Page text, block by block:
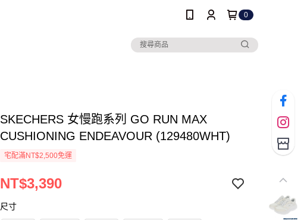
0
SKECHERS 女慢跑系列 GO RUN MAX
CUSHIONING ENDEAVOUR (129480WHT)
宅配滿NT$2,500免運
NT$3,390
尺寸